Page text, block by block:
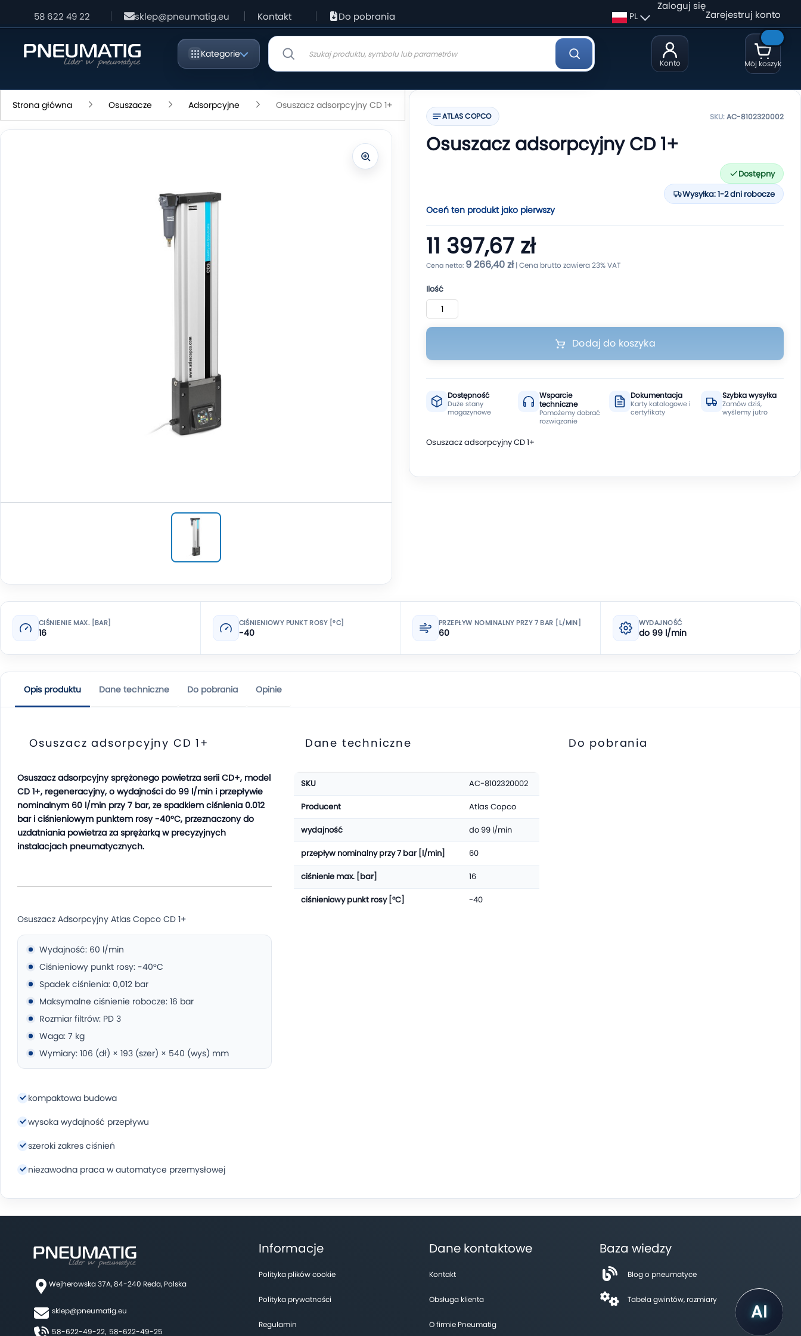
58 622 49 22 sklep@pneumatig.eu Kontakt Do pobrania
Kategorie
Konto
PL
Zaloguj się
Zarejestruj konto
Mój koszyk
Strona główna Osuszacze Adsorpcyjne Osuszacz adsorpcyjny CD 1+
ATLAS COPCO SKU:AC-8102320002
Osuszacz adsorpcyjny CD 1+
Dostępny
Wysyłka: 1-2 dni robocze
Oceń ten produkt jako pierwszy
11 397,67 zł
9 266,40 zł
Ilość
Dodaj do koszyka
Dostępność
Duże stany
magazynowe
Wsparcie
techniczne
Pomożemy dobrać
rozwiązanie
Dokumentacja
Karty katalogowe i
certyfikaty
Szybka wysyłka
Zamów dziś,
wyślemy jutro
Osuszacz adsorpcyjny CD 1+
CIŚNIENIE MAX. [BAR]
16
CIŚNIENIOWY PUNKT ROSY [°C]
-40
PRZEPŁYW NOMINALNY PRZY 7 BAR [L/MIN]
60
WYDAJNOŚĆ
do 99 l/min
Opis produktu Dane techniczne Do pobrania Opinie
Osuszacz adsorpcyjny CD 1+
Osuszacz adsorpcyjny sprężonego powietrza serii CD+, model
CD 1+, regeneracyjny, o wydajności do 99 l/min i przepływie
nominalnym 60 l/min przy 7 bar, ze spadkiem ciśnienia 0.012
bar i ciśnieniowym punktem rosy -40°C, przeznaczony do
uzdatniania powietrza za sprężarką w precyzyjnych
instalacjach pneumatycznych.
Osuszacz Adsorpcyjny Atlas Copco CD 1+
Wydajność: 60 l/min
Ciśnieniowy punkt rosy: -40°C
Spadek ciśnienia: 0,012 bar
Maksymalne ciśnienie robocze: 16 bar
Rozmiar filtrów: PD 3
Waga: 7 kg
Wymiary: 106 (dł) × 193 (szer) × 540 (wys) mm
temperatura powietrza wlotowego: 35°C
ciśnienie robocze: 7 bar
kompaktowa budowa
wysoka wydajność przepływu
szeroki zakres ciśnień
niezawodna praca w automatyce przemysłowej
Dane techniczne
Więcej
informacji
SKU AC-8102320002
Producent Atlas Copco
wydajność do 99 l/min
przepływ nominalny przy 7 bar [l/min] 60
ciśnienie max. [bar] 16
ciśnieniowy punkt rosy [°C] -40
Do pobrania
Wejherowska 37A, 84-240 Reda, Polska
sklep@pneumatig.eu
58-622-49-22, 58-622-49-25
Informacje
Polityka plików cookie
Polityka prywatności
Regulamin
Dane kontaktowe
Kontakt
Obsługa klienta
O firmie Pneumatig
Baza wiedzy
Blog o pneumatyce
Tabela gwintów, rozmiary